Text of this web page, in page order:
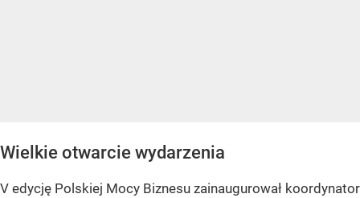
Wielkie otwarcie wydarzenia
V edycję Polskiej Mocy Biznesu zainaugurował koordynator